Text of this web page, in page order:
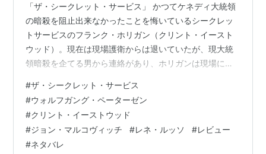
「ザ・シークレット・サービス」 かつてケネディ大統領
の暗殺を阻止出来なかったことを悔いているシークレッ
トサービスのフランク・ホリガン（クリント・イースト
ウッド）。現在は現場護衛からは退いていたが、現大統
領暗殺を企てる男から連絡があり、ホリガンは現場に復
話。 もちろん主役はイーストウッドなのだが、何を見る
かと言うと、暗殺者役のジョン・マルコビッチ。マルコ
ビッチが登場する度、見た目が変わる。変装している時
もあるのだけど、変装無しの時でも表情や言動で別人の
よう。こいつはどういうやつなのか？が分からず、こち
#ザ・シークレット・サービス
#ウォルフガング・ペーターゼン
#クリント・イーストウッド
#ジョン・マルコヴィッチ #レネ・ルッソ #レビュー
#ネタバレ